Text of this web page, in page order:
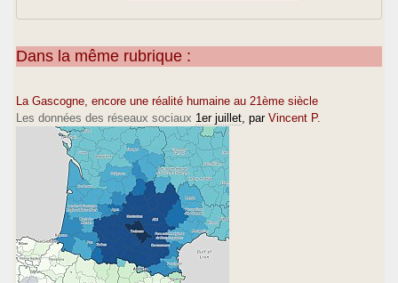
Dans la même rubrique :
La Gascogne, encore une réalité humaine au 21ème siècle
Les données des réseaux sociaux 1er juillet , par Vincent P.